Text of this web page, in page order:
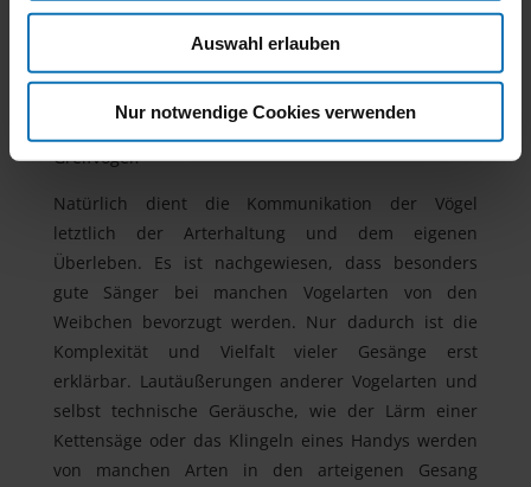
Auswahl erlauben
Nur notwendige Cookies verwenden
Brutreviers oder zum Anlocken eines Weibchens,
Bettel-, Lock-, Warn- und Stimmfühlungsrufe.
Wussten Sie beispielsweise, dass die Amsel für
verwendet wie für Luftfeinde, etwa einen fliegenden
Greifvogel?
Natürlich dient die Kommunikation der Vögel
letztlich der Arterhaltung und dem eigenen
Überleben. Es ist nachgewiesen, dass besonders
gute Sänger bei manchen Vogelarten von den
Weibchen bevorzugt werden. Nur dadurch ist die
Komplexität und Vielfalt vieler Gesänge erst
erklärbar. Lautäußerungen anderer Vogelarten und
selbst technische Geräusche, wie der Lärm einer
Kettensäge oder das Klingeln eines Handys werden
von manchen Arten in den arteigenen Gesang